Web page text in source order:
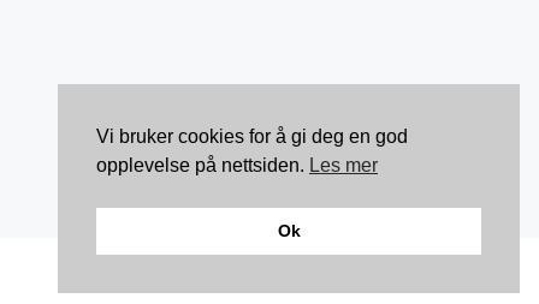
Vi bruker cookies for å gi deg en god
opplevelse på nettsiden. Les mer
Ok